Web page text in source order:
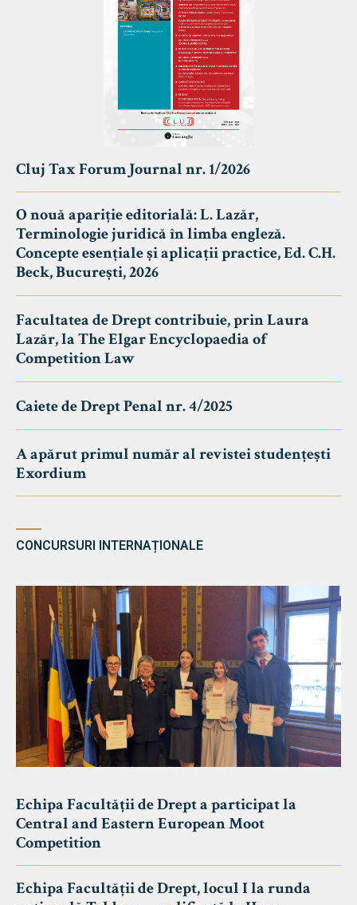
Cluj Tax Forum Journal nr. 1/2026
O nouă apariție editorială: L. Lazăr,
Terminologie juridică în limba engleză.
Concepte esențiale și aplicații practice, Ed. C.H.
Beck, București, 2026
Facultatea de Drept contribuie, prin Laura
Lazăr, la The Elgar Encyclopaedia of
Competition Law
Caiete de Drept Penal nr. 4/2025
A apărut primul număr al revistei studențești
Exordium
CONCURSURI INTERNAȚIONALE
Echipa Facultății de Drept a participat la
Central and Eastern European Moot
Competition
Echipa Facultății de Drept, locul I la runda